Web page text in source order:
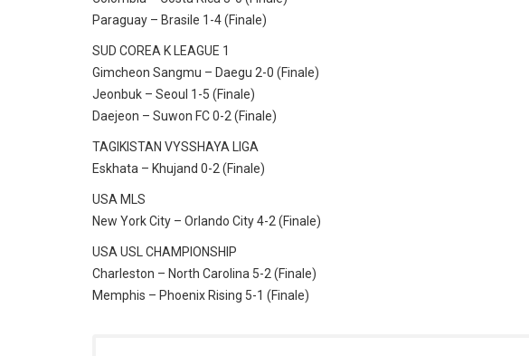
Paraguay – Brasile 1-4 (Finale)
SUD COREA K LEAGUE 1
Gimcheon Sangmu – Daegu 2-0 (Finale)
Jeonbuk – Seoul 1-5 (Finale)
Daejeon – Suwon FC 0-2 (Finale)
TAGIKISTAN VYSSHAYA LIGA
Eskhata – Khujand 0-2 (Finale)
USA MLS
New York City – Orlando City 4-2 (Finale)
USA USL CHAMPIONSHIP
Charleston – North Carolina 5-2 (Finale)
Memphis – Phoenix Rising 5-1 (Finale)